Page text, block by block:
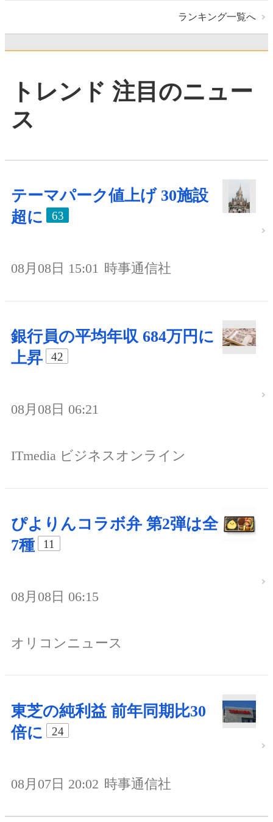
ランキング一覧へ
トレンド 注目のニュー
ス
テーマパーク値上げ 30施設
超に
63
08月08日 15:01 時事通信社
銀行員の平均年収 684万円に
上昇
42
08月08日 06:21
ITmedia ビジネスオンライン
ぴよりんコラボ弁 第2弾は全
7種
11
08月08日 06:15
オリコンニュース
東芝の純利益 前年同期比30
倍に
24
08月07日 20:02 時事通信社